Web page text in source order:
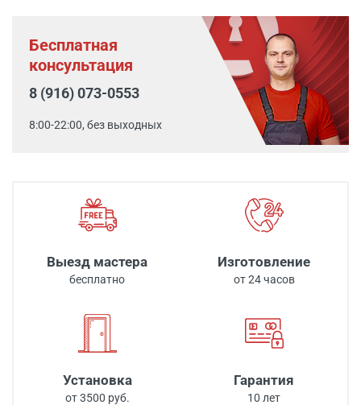
Бесплатная
консультация
8 (916) 073-0553
8:00-22:00, без выходных
Выезд мастера
бесплатно
Изготовление
от 24 часов
Установка
от 3500 руб.
Гарантия
10 лет